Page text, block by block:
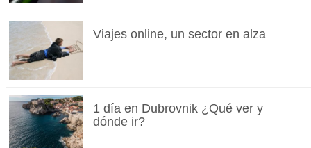
Viajes online, un sector en alza
1 día en Dubrovnik ¿Qué ver y
dónde ir?